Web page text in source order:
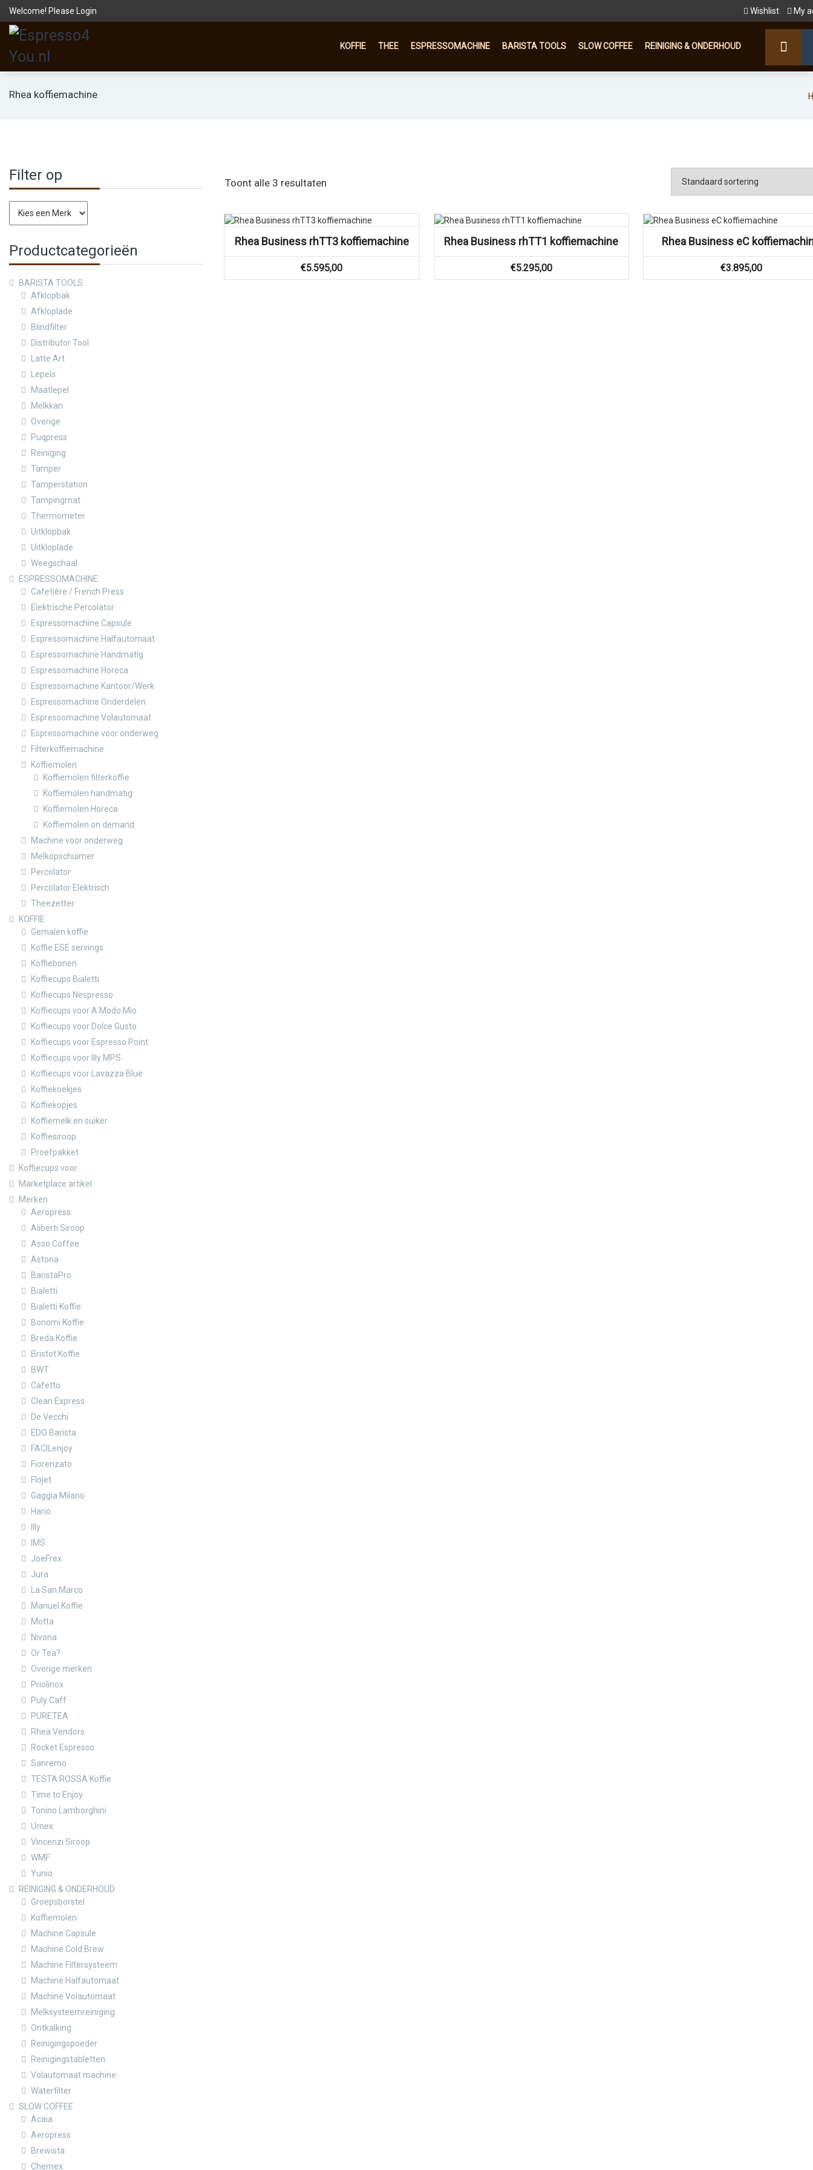
Welcome! Please Login Wishlist My
KOFFIE THEE ESPRESSOMACHINE BARISTA TOOLS SLOW COFFEE REINIGING & ONDERHOUD
Rhea koffiemachine
Filter op
Productcategorieën
BARISTA TOOLS
Afklopbak
Afkloplade
Blindfilter
Distributor Tool
Latte Art
Lepels
Maatlepel
Melkkan
Overige
Puqpress
Reiniging
Tamper
Tamperstation
Tampingmat
Thermometer
Uitklopbak
Uitkloplade
Weegschaal
ESPRESSOMACHINE
Cafetière / French Press
Elektrische Percolator
Espressomachine Capsule
Espressomachine Halfautomaat
Espressomachine Handmatig
Espressomachine Horeca
Espressomachine Kantoor/Werk
Espressomachine Onderdelen
Espressomachine Volautomaat
Espressomachine voor onderweg
Filterkoffiemachine
Koffiemolen
Koffiemolen filterkoffie
Koffiemolen handmatig
Koffiemolen Horeca
Koffiemolen on demand
Machine voor onderweg
Melkopschuimer
Percolator
Percolator Elektrisch
Theezetter
KOFFIE
Gemalen koffie
Koffie ESE servings
Koffiebonen
Koffiecups Bialetti
Koffiecups Nespresso
Koffiecups voor A Modo Mio
Koffiecups voor Dolce Gusto
Koffiecups voor Espresso Point
Koffiecups voor Illy MPS
Koffiecups voor Lavazza Blue
Koffiekoekjes
Koffiekopjes
Koffiemelk en suiker
Koffiesiroop
Proefpakket
Koffiecups voor
Marketplace artikel
Merken
Aeropress
Aliberti Siroop
Asso Coffee
Astoria
BaristaPro
Bialetti
Bialetti Koffie
Bonomi Koffie
Breda Koffie
Bristot Koffie
BWT
Cafetto
Clean Express
De Vecchi
EDO Barista
FACILenjoy
Fiorenzato
Flojet
Gaggia Milano
Hario
Illy
IMS
JoeFrex
Jura
La San Marco
Manuel Koffie
Motta
Nivona
Or Tea?
Overige merken
Priolinox
Puly Caff
PURETEA
Rhea Vendors
Rocket Espresso
Sanremo
TESTA ROSSA Koffie
Time to Enjoy
Tonino Lamborghini
Urnex
Vincenzi Siroop
WMF
Yunio
REINIGING & ONDERHOUD
Groepsborstel
Koffiemolen
Machine Capsule
Machine Cold Brew
Machine Filtersysteem
Machine Halfautomaat
Machine Volautomaat
Melksysteemreiniging
Ontkalking
Reinigingspoeder
Reinigingstabletten
Volautomaat machine
Waterfilter
SLOW COFFEE
Acaia
Aeropress
Brewista
Chemex
Toont alle 3 resultaten
Vergelijk
Rhea Business rhTT3 koffiemachine
€5.595,00
Vergelijk
Rhea Business rhTT1 koffiemachine
€5.295,00
Vergelijk
Rhea Business eC
€3.895,00